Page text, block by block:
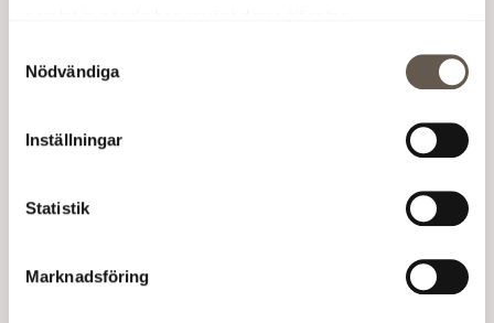
Nödvändiga
Inställningar
Statistik
Marknadsföring